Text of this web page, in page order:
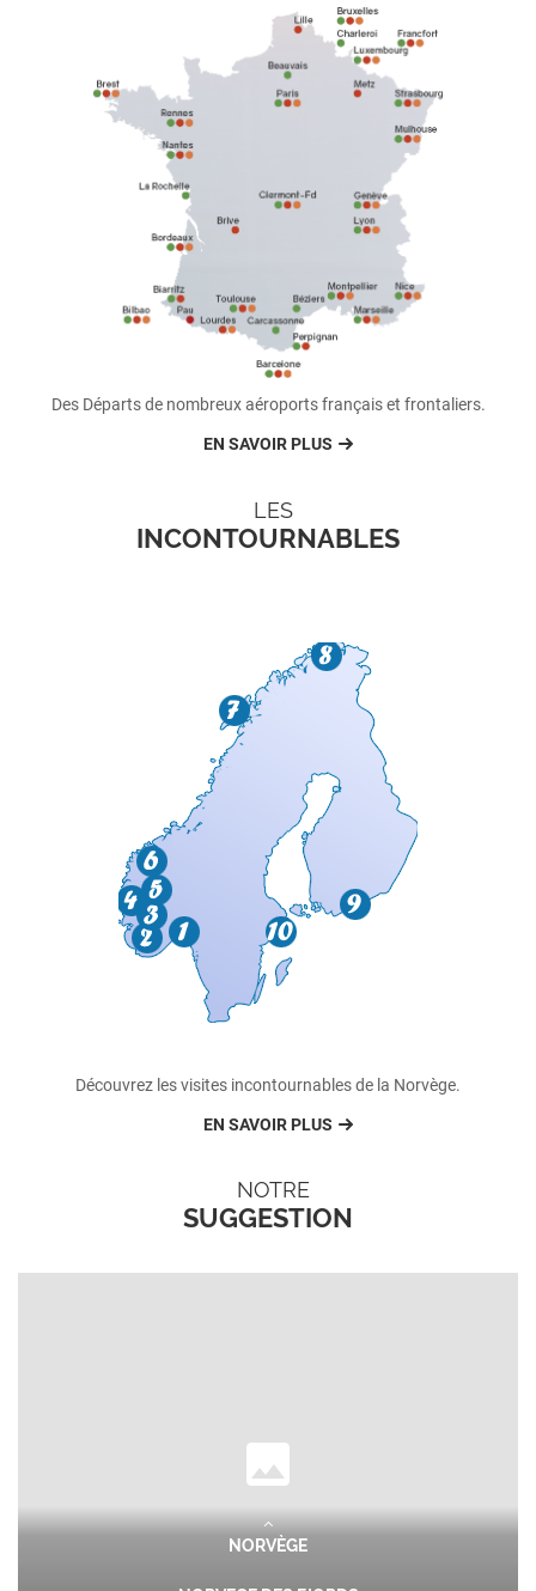
Des Départs de nombreux aéroports français et frontaliers.
EN SAVOIR PLUS
LES
INCONTOURNABLES
Découvrez les visites incontournables de la Norvège.
EN SAVOIR PLUS
NOTRE
SUGGESTION
NORVÈGE